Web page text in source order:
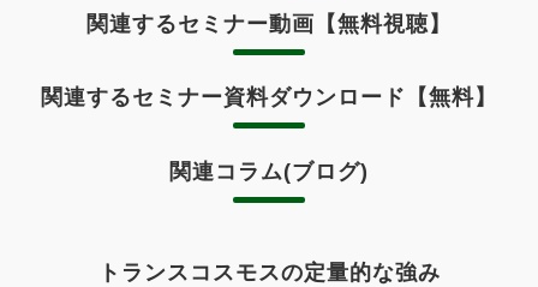
関連するセミナー動画【無料視聴】
関連するセミナー資料ダウンロード【無料】
関連コラム(ブログ)
トランスコスモスの定量的な強み